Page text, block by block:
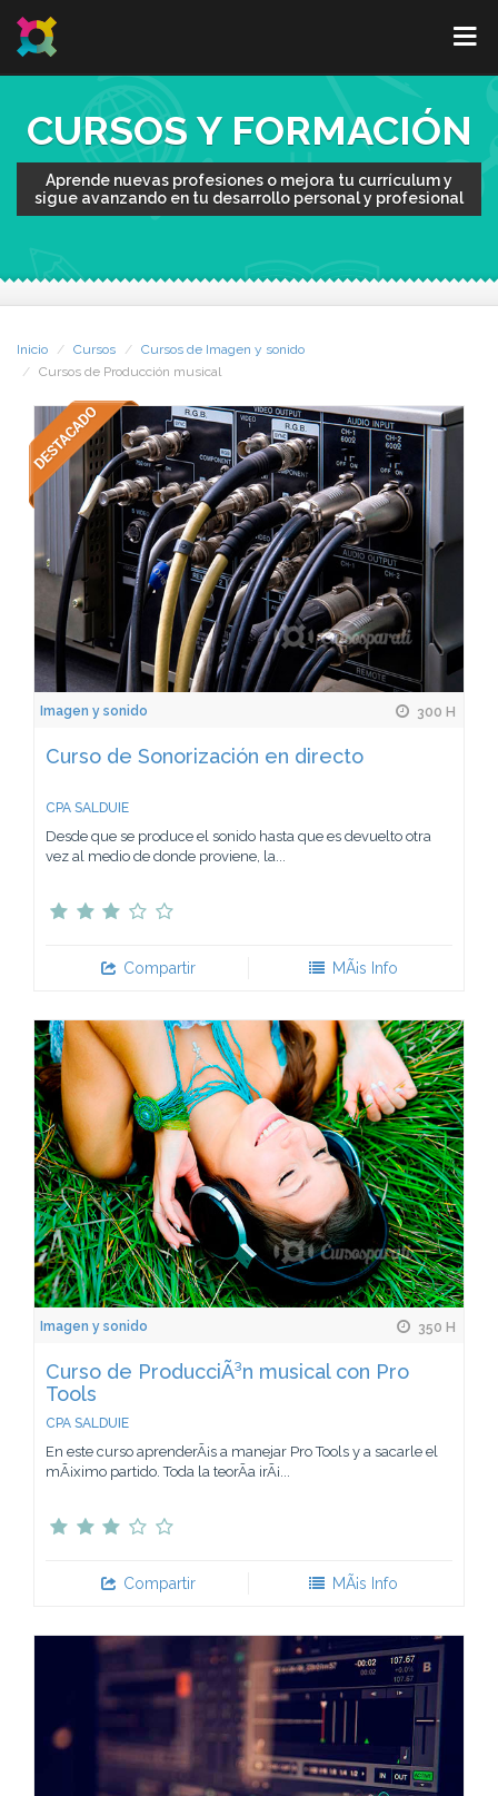
CURSOS Y FORMACIÓN
Aprende nuevas profesiones o mejora tu currículum y
sigue avanzando en tu desarrollo personal y profesional
Inicio Cursos
Cursos de Imagen y sonido
Cursos de Producción musical
Imagen y sonido 300 H
Curso de Sonorización en directo
CPA SALDUIE
Desde que se produce el sonido hasta que es devuelto otra
vez al medio de donde proviene, la...
Compartir MÃ¡s Info
Imagen y sonido 350 H
Curso de ProducciÃ³n musical con Pro
Tools
CPA SALDUIE
En este curso aprenderÃ¡s a manejar Pro Tools y a sacarle el
mÃ¡ximo partido. Toda la teorÃ­a irÃ¡...
Compartir MÃ¡s Info